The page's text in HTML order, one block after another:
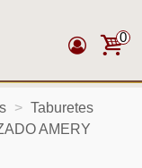
0
> Taburetes
AMERY